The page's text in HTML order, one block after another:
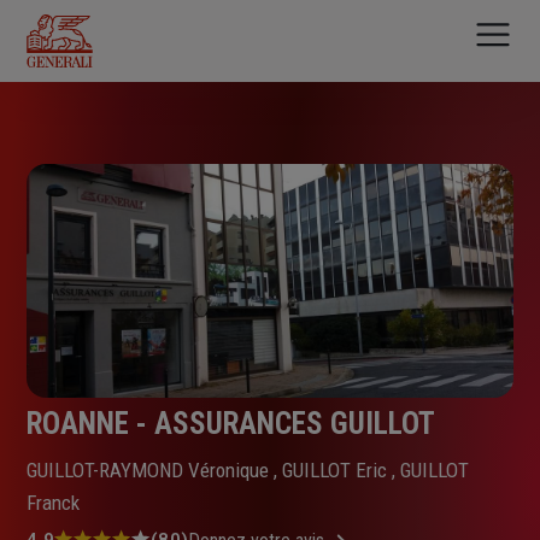
contenu
principal
ROANNE - ASSURANCES GUILLOT
GUILLOT-RAYMOND Véronique , GUILLOT Eric , GUILLOT
Franck